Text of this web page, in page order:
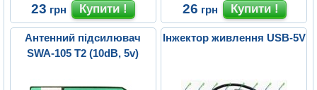
23 грн 26 грн
Aнтенний підсилювач
SWA-105 T2 (10dB, 5v)
Інжектор живлення USB-5V